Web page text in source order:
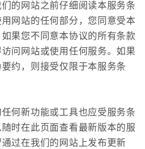
的网站之前仔细阅读本服务条
网站的任何部分，您同意受本
果您不同意本协议的所有条款
问网站或使用任何服务。如果
约，则接受仅限于本服务条
何新功能或工具也应受服务条
时在此页面查看最新版本的服
过在我们的网站上发布更新